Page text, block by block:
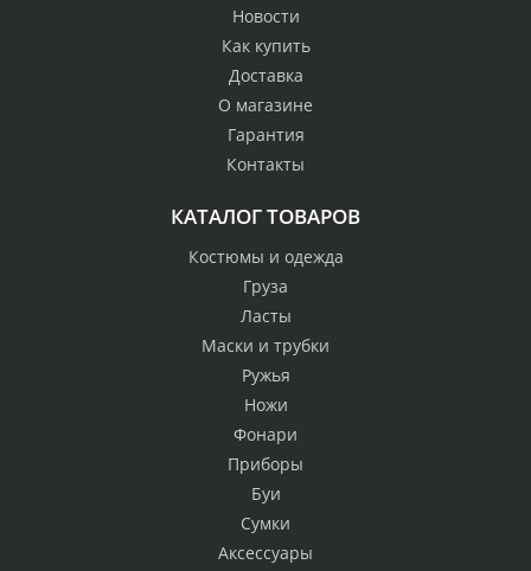
Новости
Как купить
Доставка
О магазине
Гарантия
Контакты
КАТАЛОГ ТОВАРОВ
Костюмы и одежда
Груза
Ласты
Маски и трубки
Ружья
Ножи
Фонари
Приборы
Буи
Сумки
Аксессуары